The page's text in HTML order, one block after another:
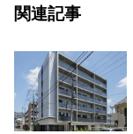
関連記事